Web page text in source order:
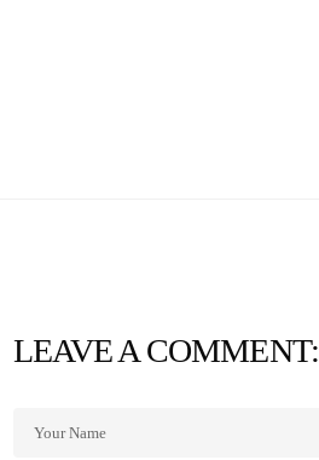
LEAVE A COMMENT: